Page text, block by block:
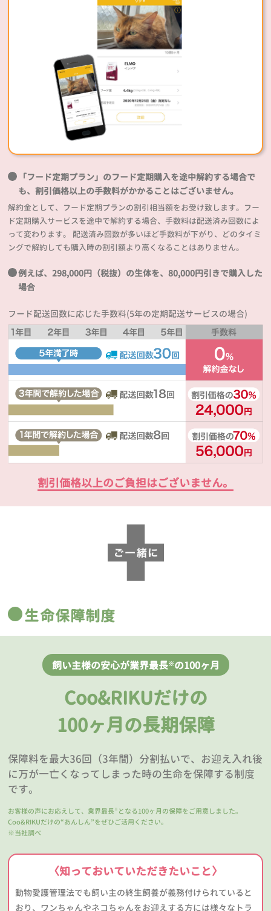
「フード定期プラン」のフード定期購入を途中解約する場合で
も、割引価格以上の手数料がかかることはございません。
解約金として、フード定期プランの割引相当額をお受け致します。フー
ド定期購入サービスを途中で解約する場合、手数料は配送済み回数によ
って変わります。 配送済み回数が多いほど手数料が下がり、どのタイミ
ングで解約しても購入時の割引額より高くなることはありません。
例えば、298,000円（税抜）の生体を、80,000円引きで購入した
場合
フード配送回数に応じた手数料(5年の定期配送サービスの場合)
割引価格以上のご負担はございません。
生命保障制度
飼い主様の安心が業界最長※の100ヶ月
Coo&RIKUだけの
100ヶ月の長期保障
保障料を最大36回（3年間）分割払いで、お迎え入れ後
に万が一亡くなってしまった時の生命を保障する制度
です。
お客様の声にお応えして、業界最長 ※ となる100ヶ月の保障をご用意しました。
Coo&RIKUだけの“あんしん”をぜひご活用ください。
※当社調べ
〈知っておいていただきたいこと〉
動物愛護管理法でも飼い主の終生飼養が義務付けられていると
おり、ワンちゃんやネコちゃんをお迎えする方には様々なトラ